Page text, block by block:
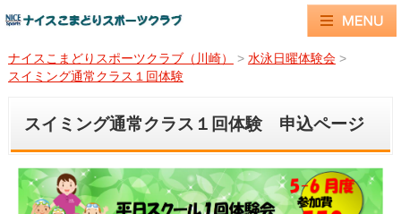
ナイスこまどりスポーツクラブ（川崎） > 水泳日曜体験会 >
スイミング通常クラス１回体験
スイミング通常クラス１回体験 申込ページ